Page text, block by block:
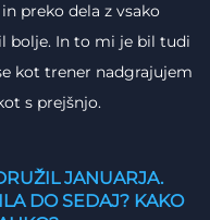
preko dela z vsako
bolje. In to mi je bil tudi
kot trener nadgrajujem
s prejšnjo.
JANUARJA.
DO SEDAJ? KAKO